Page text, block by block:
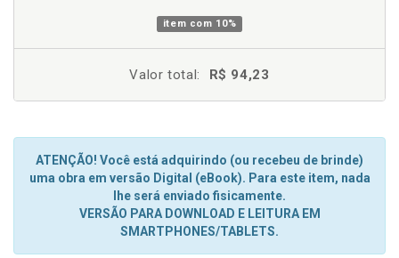
item com 10%
Valor total: R$ 94,23
ATENÇÃO! Você está adquirindo (ou recebeu de brinde)
uma obra em versão Digital (eBook). Para este item, nada
lhe será enviado fisicamente.
VERSÃO PARA DOWNLOAD E LEITURA EM
SMARTPHONES/TABLETS.